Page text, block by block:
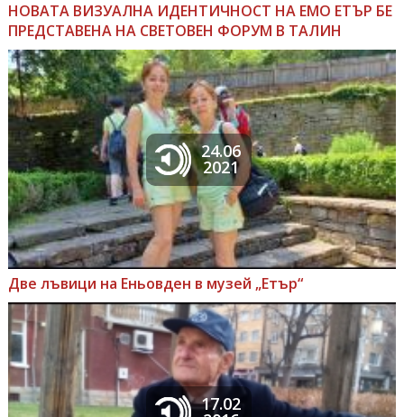
НОВАТА ВИЗУАЛНА ИДЕНТИЧНОСТ НА ЕМО ЕТЪР БЕ
ПРЕДСТАВЕНА НА СВЕТОВЕН ФОРУМ В ТАЛИН
24.06
2021
Две лъвици на Еньовден в музей „Етър“
17.02